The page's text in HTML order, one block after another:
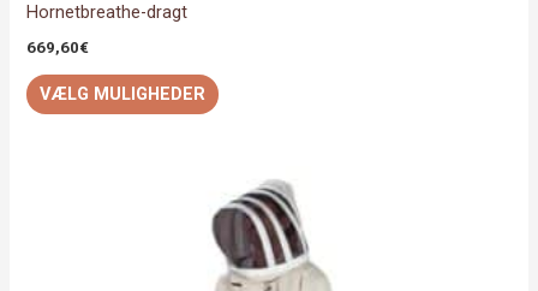
Hornetbreathe-dragt
669,60€
VÆLG MULIGHEDER
Dette
vare
har
flere